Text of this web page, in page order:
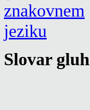
Slovar